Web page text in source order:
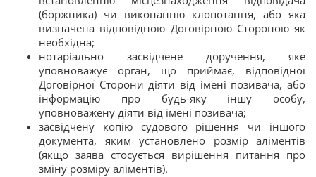
(боржника) чи виконанню клопотання, або яка
визначена відповідною Договірною Стороною як
необхідна;
нотаріально засвідчене доручення, яке
уповноважує орган, що приймає, відповідної
Договірної Сторони діяти від імені позивача, або
інформацію про будь-яку іншу особу,
уповноважену діяти від імені позивача;
засвідчену копію судового рішення чи іншого
документа, яким установлено розмір аліментів
(якщо заява стосується вирішення питання про
зміну розміру аліментів).